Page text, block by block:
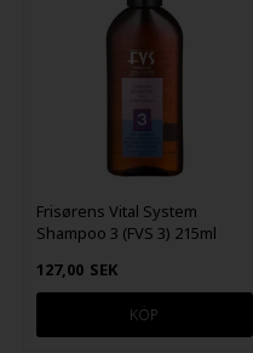
Frisørens Vital System
Shampoo 3 (FVS 3) 215ml
127,00 SEK